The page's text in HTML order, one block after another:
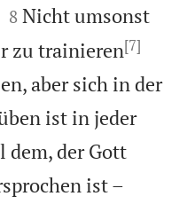


8 Nicht umsonst
zu trainieren[7]
aber sich in der
ist in jeder
der Gott
ist –